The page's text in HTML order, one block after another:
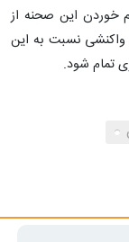
خوردن این صحنه از
واکنشی نسبت به این
تمام شود.